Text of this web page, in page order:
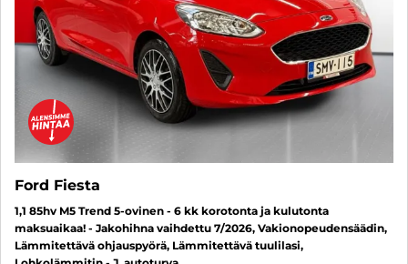
Ford Fiesta
1,1 85hv M5 Trend 5-ovinen - 6 kk korotonta ja kulutonta
maksuaikaa! - Jakohihna vaihdettu 7/2026, Vakionopeudensäädin,
Lämmitettävä ohjauspyörä, Lämmitettävä tuulilasi,